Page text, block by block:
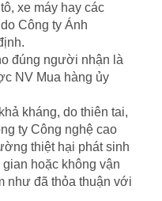
xe máy hay các
Công ty Ánh
đúng người nhận là
NV Mua hàng ủy
kháng, do thiên tai,
ty Công nghệ cao
thiệt hại phát sinh
hoặc không vận
như đã thỏa thuận với